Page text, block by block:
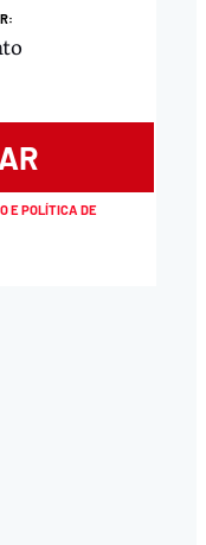
E POLÍTICA DE